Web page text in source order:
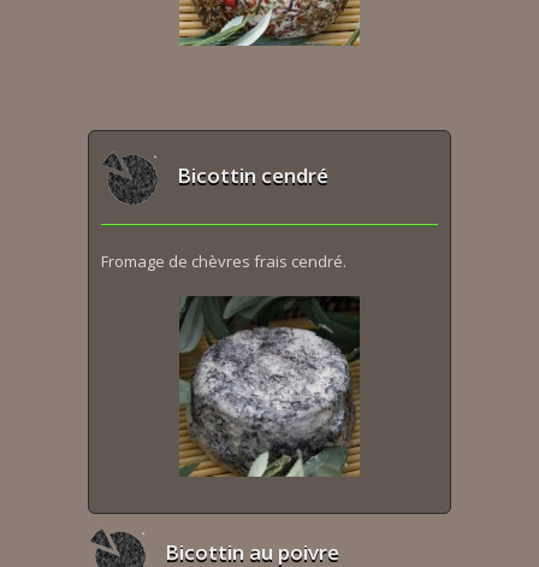
Bicottin cendré
Fromage de chèvres frais cendré.
Bicottin au poivre